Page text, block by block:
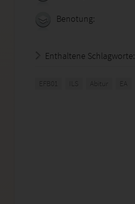
Benotung:
Enthaltene Schlagworte:
EFB01 ILS Abitur EA